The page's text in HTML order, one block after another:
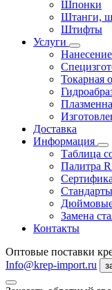
Шпонки
Штанги,
Штифты
Услуги
Токарная
Доставка
Информация
Таблица
Палитра
Замена
Контакты
Оптовые поставки
Info@krep-import.ru